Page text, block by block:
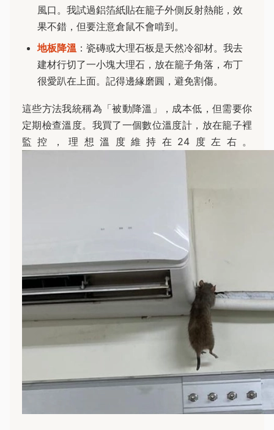
風口。我試過鋁箔紙貼在籠子外側反射熱能，效
果不錯，但要注意倉鼠不會啃到。
地板降溫 ：瓷磚或大理石板是天然冷卻材。我去
建材行切了一小塊大理石，放在籠子角落，布丁
很愛趴在上面。記得邊緣磨圓，避免割傷。
這些方法我統稱為「被動降溫」，成本低，但需要你
定期檢查溫度。我買了一個數位溫度計，放在籠子裡
監控，理想溫度維持在24度左右。